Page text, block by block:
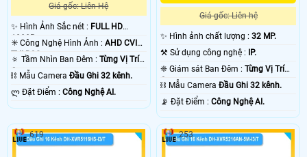
Giá gốc: Liên Hệ
✨ Hình Ảnh Sắc nét : FULL HD
1080P .
✳️ Công Nghệ Hình Ảnh : AHD CVI
TVI BCS.
🔅 Tầm Nhìn Ban Đêm : Từng Vị Trí
Camera .
⛓ Mẫu Camera Đầu Ghi 32 kênh.
️ლ Đặt Điểm : Công Nghệ AI.
Giá gốc: Liên hệ
✨ Hình ảnh chất lượng :32 MP.
⚒ Sử dụng công nghệ :
IP.
❈ Giám sát Ban Đêm :Từng Vị Trí
Camera .
⛓ Mẫu CameraĐầu Ghi 32 kênh.
️📡 Đặt Điểm :Công Nghệ AI.
619 253